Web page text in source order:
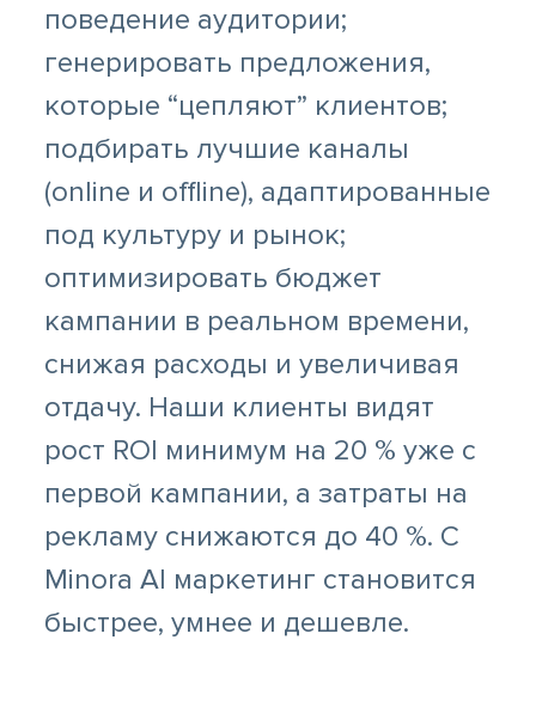
поведение аудитории;
генерировать предложения,
которые “цепляют” клиентов;
подбирать лучшие каналы
(online и offline), адаптированные
под культуру и рынок;
оптимизировать бюджет
кампании в реальном времени,
снижая расходы и увеличивая
отдачу. Наши клиенты видят
рост ROI минимум на 20 % уже с
первой кампании, а затраты на
рекламу снижаются до 40 %. С
Minora AI маркетинг становится
быстрее, умнее и дешевле.